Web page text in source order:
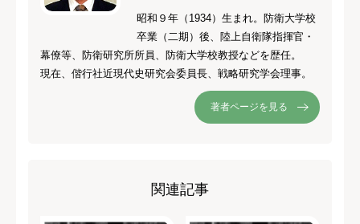
昭和９年（1934）生まれ。防衛大学校
卒業（二期）後、陸上自衛隊指揮官・
幕僚等、防衛研究所所員、防衛大学校教授などを歴任。
現在、偕行社近現代史研究会委員長、戦略研究学会理事。
著者ページを見る
関連記事